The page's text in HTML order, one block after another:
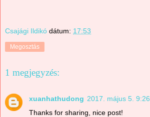
Csajági Ildikó dátum: 17:53
Megosztás
1 megjegyzés:
xuanhathudong 2017. május 5. 9:26
Thanks for sharing, nice post!